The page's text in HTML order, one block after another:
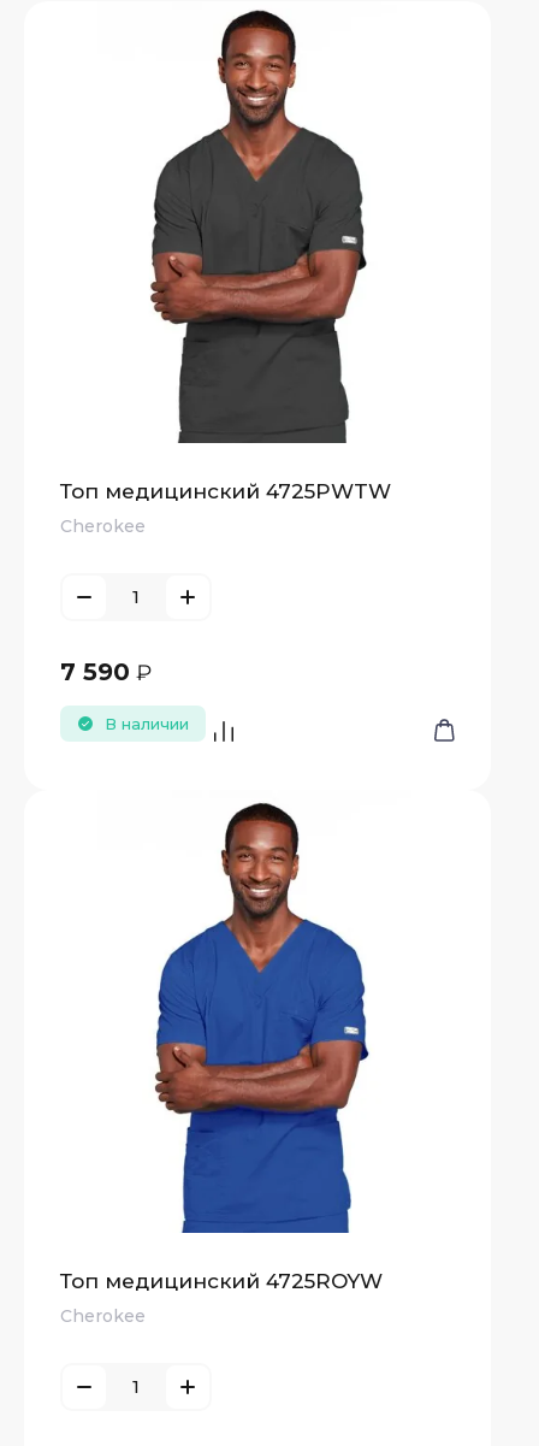
Топ медицинский 4725PWTW
Cherokee
7 590 ₽
В наличии
Топ медицинский 4725ROYW
Cherokee